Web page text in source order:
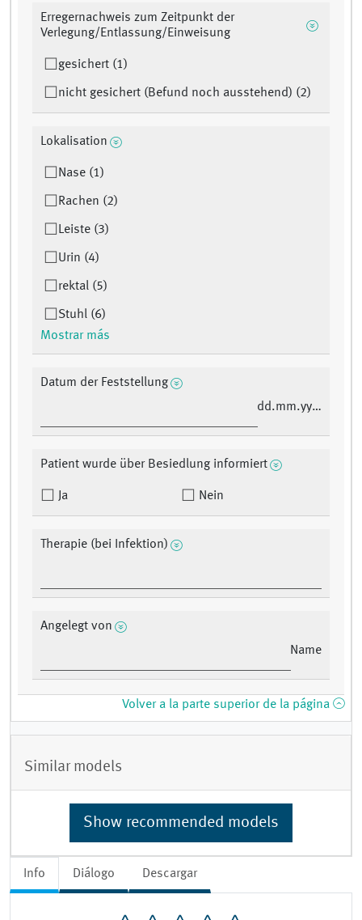
Info Diálogo Descargar
Erregernachweis zum Zeitpunkt der
Verlegung/Entlassung/Einweisung
gesichert (1)
nicht gesichert (Befund noch ausstehend) (2)
Lokalisation
Nase (1)
Rachen (2)
Leiste (3)
Urin (4)
rektal (5)
Stuhl (6)
Mostrar más
Datum der Feststellung
dd.mm.yyyy
Patient wurde über Besiedlung informiert
Ja Nein
Therapie (bei Infektion)
Angelegt von
Name
Volver a la parte superior de la página
Similar models
Show recommended models